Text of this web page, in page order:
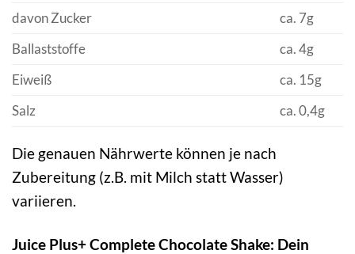
davon Zucker
ca. 7g
Ballaststoffe
ca. 4g
Eiweiß
ca. 15g
Salz
ca. 0,4g
Die genauen Nährwerte können je nach
Zubereitung (z.B. mit Milch statt Wasser)
variieren.
Juice Plus+ Complete Chocolate Shake: Dein